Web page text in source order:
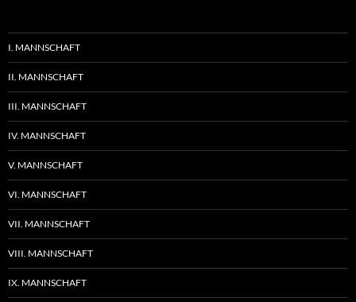
I. MANNSCHAFT
II. MANNSCHAFT
III. MANNSCHAFT
IV. MANNSCHAFT
V. MANNSCHAFT
VI. MANNSCHAFT
VII. MANNSCHAFT
VIII. MANNSCHAFT
IX. MANNSCHAFT